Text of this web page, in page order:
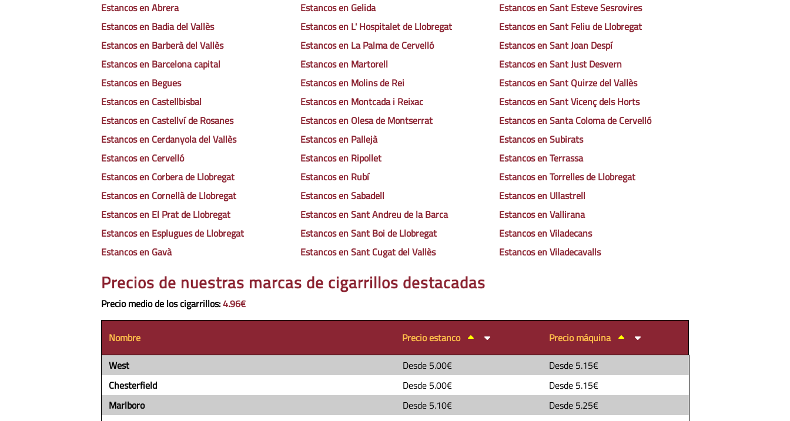
Estancos en Abrera
Estancos en Badia del Vallès
Estancos en Barberà del Vallès
Estancos en Barcelona capital
Estancos en Begues
Estancos en Castellbisbal
Estancos en Castellví de Rosanes
Estancos en Cerdanyola del Vallès
Estancos en Cervelló
Estancos en Corbera de Llobregat
Estancos en Cornellà de Llobregat
Estancos en El Prat de Llobregat
Estancos en Esplugues de Llobregat
Estancos en Gavà
Estancos en Gelida
Estancos en L' Hospitalet de Llobregat
Estancos en La Palma de Cervelló
Estancos en Martorell
Estancos en Molins de Rei
Estancos en Montcada i Reixac
Estancos en Olesa de Montserrat
Estancos en Pallejà
Estancos en Ripollet
Estancos en Rubí
Estancos en Sabadell
Estancos en Sant Andreu de la Barca
Estancos en Sant Boi de Llobregat
Estancos en Sant Cugat del Vallès
Estancos en Sant Esteve Sesrovires
Estancos en Sant Feliu de Llobregat
Estancos en Sant Joan Despí
Estancos en Sant Just Desvern
Estancos en Sant Quirze del Vallès
Estancos en Sant Vicenç dels Horts
Estancos en Santa Coloma de Cervelló
Estancos en Subirats
Estancos en Terrassa
Estancos en Torrelles de Llobregat
Estancos en Ullastrell
Estancos en Vallirana
Estancos en Viladecans
Estancos en Viladecavalls
Precios de nuestras marcas de cigarrillos destacadas
Precio medio de los cigarrillos:4.96€
Nombre Precio estanco
Precio máquina
West
Desde 5.00€ Desde 5.15€
Chesterfield
Desde 5.00€ Desde 5.15€
Marlboro
Desde 5.10€ Desde 5.25€